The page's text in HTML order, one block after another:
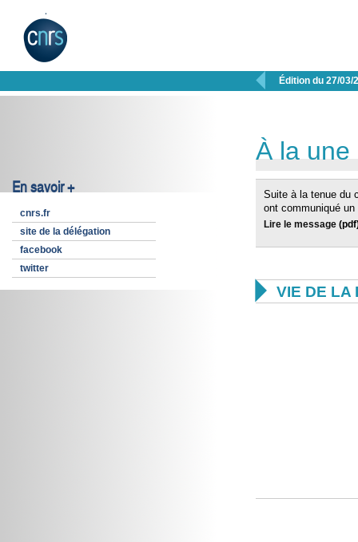
 Édition du 27/03/
En savoir +
cnrs.fr
site de la délégation
facebook
twitter
À la une
Suite à la tenue du
ont communiqué
Lire le message
 VIE DE LA